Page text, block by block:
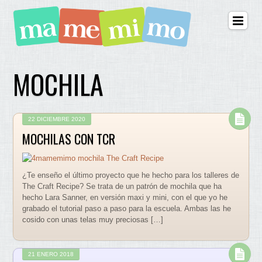
MOCHILA
22 DICIEMBRE 2020
MOCHILAS CON TCR
¿Te enseño el último proyecto que he hecho para los talleres de
The Craft Recipe? Se trata de un patrón de mochila que ha
hecho Lara Sanner, en versión maxi y mini, con el que yo he
grabado el tutorial paso a paso para la escuela. Ambas las he
cosido con unas telas muy preciosas […]
21 ENERO 2018